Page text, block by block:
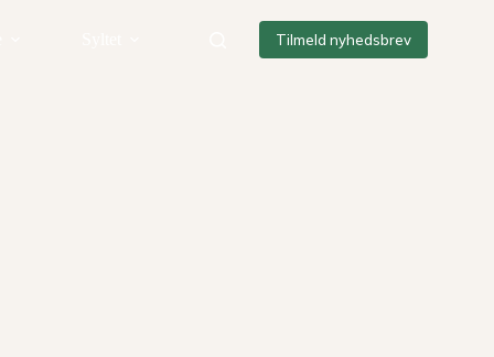
Tilmeld nyhedsbrev